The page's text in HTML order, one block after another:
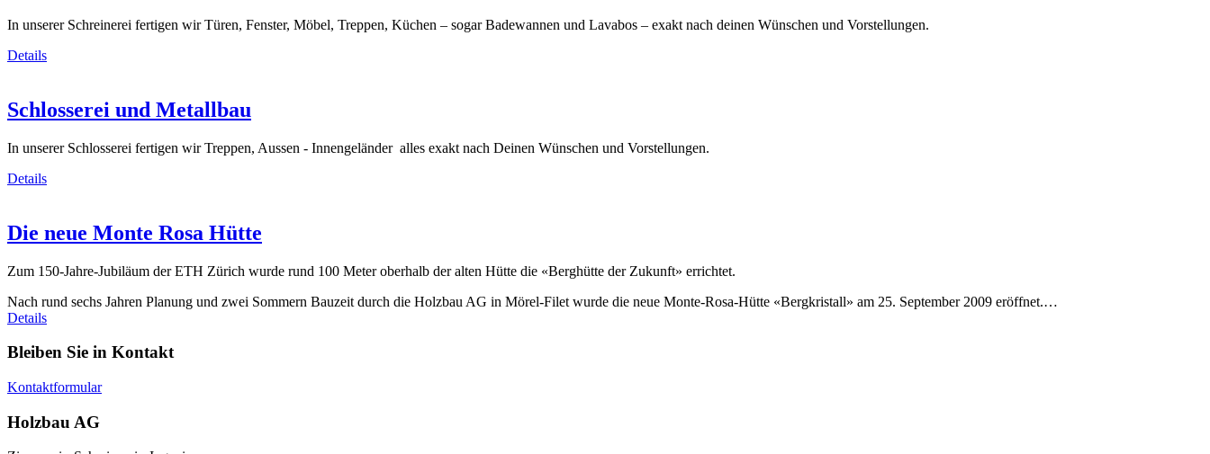
In unserer Schreinerei fertigen wir Türen, Fenster, Möbel, Treppen, Küchen – sogar Badewannen und Lavabos – exakt nach deinen Wünschen und Vorstellungen.
Details
Schlosserei und Metallbau
In unserer Schlosserei fertigen wir Treppen, Aussen - Innengeländer alles exakt nach Deinen Wünschen und Vorstellungen.
Details
Die neue Monte Rosa Hütte
Zum 150-Jahre-Jubiläum der ETH Zürich wurde rund 100 Meter oberhalb der alten Hütte die «Berghütte der Zukunft» errichtet.
Nach rund sechs Jahren Planung und zwei Sommern Bauzeit durch die Holzbau AG in Mörel-Filet wurde die neue Monte-Rosa-Hütte «Bergkristall» am 25. September 2009 eröffnet.…
Details
Bleiben Sie in Kontakt
Kontaktformular
Holzbau AG